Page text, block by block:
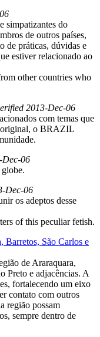
simpatizantes do
de outros países,
de práticas, dúvidas e
estiver relacionado ao
other countries who
2013-Dec-06
com temas que
original, o BRAZIL
Dec-06
Dec-06
os adeptos desse
of this peculiar fetish.
Barretos, São Carlos e
de Araraquara,
Preto e adjacências. A
fortalecendo um eixo
contato com outros
região possam
sempre dentro de